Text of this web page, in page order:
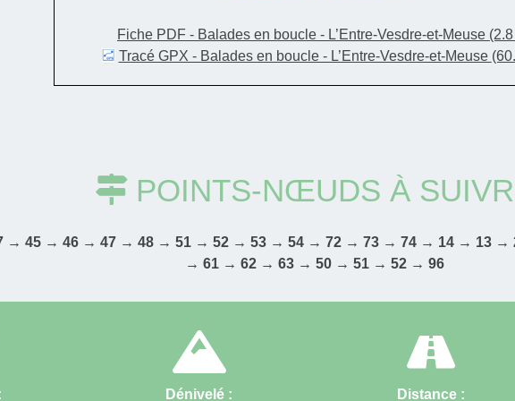
placette à
→ 38
Fiche
Fiche PDF - Balades en boucle - L’Entre-Vesdre-et-Meuse
Tracé GPX - Balades en boucle - L’Entre-Vesdre-et-Meuse
POINTS-NŒUDS À
→ 45 → 46 → 47 → 48 → 51 → 52 → 53 → 54 → 72 → 73 → 74 → 14 → 13
→ 61 → 62 → 63 → 50 → 51 → 52 → 96
Dénivelé :
Distance :